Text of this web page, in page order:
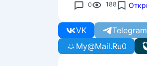
0 188
VK Telegram
My@Mail.Ru0